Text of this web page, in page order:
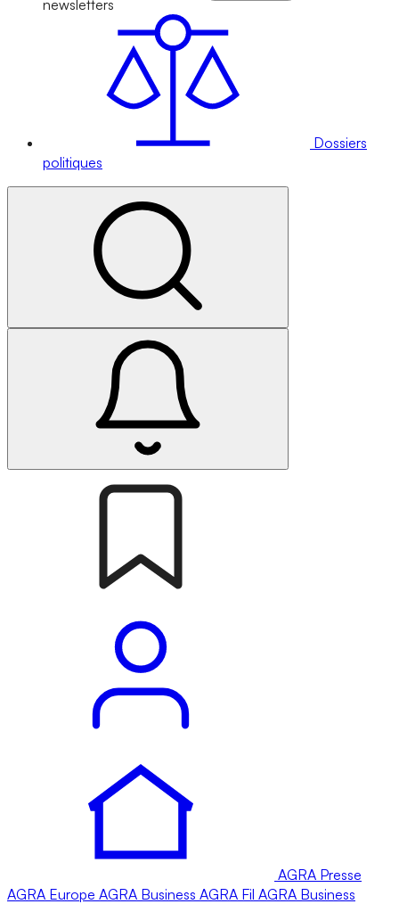
newsletters
Dossiers
politiques
AGRA Presse
AGRA Europe AGRA Business AGRA Fil AGRA Business